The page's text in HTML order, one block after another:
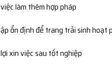
làm thêm hợp pháp
ổn định để trang trải sinh hoạt
xin việc sau tốt nghiệp